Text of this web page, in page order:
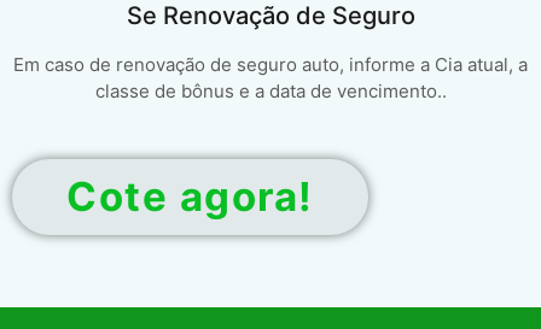
Se Renovação de Seguro
Em caso de renovação de seguro auto, informe a Cia atual, a
classe de bônus e a data de vencimento..
Cote agora!